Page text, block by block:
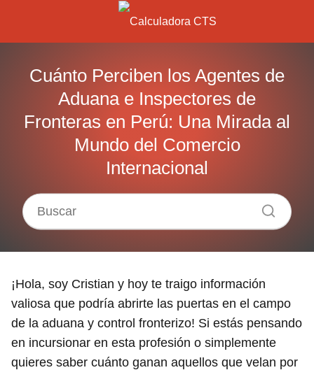
Cuánto Perciben los Agentes de
Aduana e Inspectores de
Fronteras en Perú: Una Mirada al
Mundo del Comercio
Internacional
¡Hola, soy Cristian y hoy te traigo información
valiosa que podría abrirte las puertas en el campo
de la aduana y control fronterizo! Si estás pensando
en incursionar en esta profesión o simplemente
quieres saber cuánto ganan aquellos que velan por